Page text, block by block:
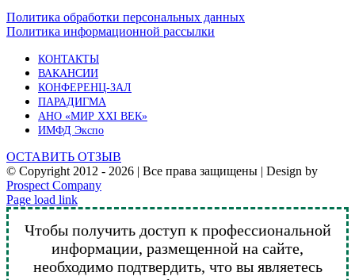
Политика обработки персональных данных
Политика информационной рассылки
КОНТАКТЫ
ВАКАНСИИ
КОНФЕРЕНЦ-ЗАЛ
ПАРАДИГМА
АНО «МИР XXI ВЕК»
ИМФД Экспо
ОСТАВИТЬ ОТЗЫВ
© Copyright 2012 - 2026 | Все права защищены | Design by
Prospect Company
Vk
Telegram
YouTube
Email
Page load link
Чтобы получить доступ к профессиональной
информации, размещенной на сайте,
необходимо подтвердить, что вы являетесь